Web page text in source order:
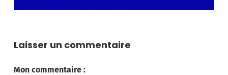
Laisser un commentaire
Mon commentaire :